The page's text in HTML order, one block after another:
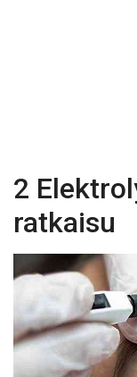
2
ratkaisu